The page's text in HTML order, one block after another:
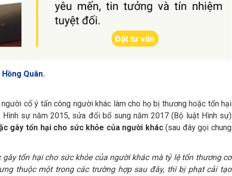
Quân.
người cố ý tấn công người khác làm cho họ bị thương hoặc tổn hại
sự năm 2015, sửa đổi bổ sung năm 2017 (Bộ luật Hình sự)
gây tổn hại cho sức khỏe của người khác(sau đây gọi chung
tổn hại cho sức khỏe của người khác mà tỷ lệ tổn thương cơ
thuộc một trong các trường hợp sau đây, thì bị phạt cải tạo